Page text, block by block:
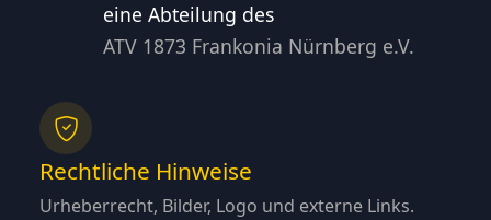
eine Abteilung des
ATV 1873 Frankonia Nürnberg e.V.
Rechtliche Hinweise
Urheberrecht, Bilder, Logo und externe Links.